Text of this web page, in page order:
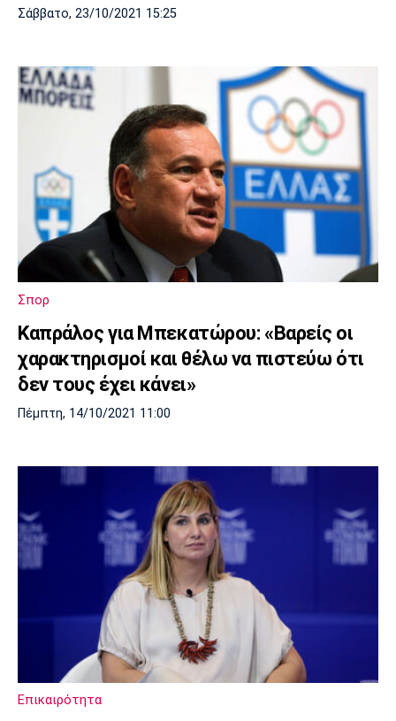
Σάββατο, 23/10/2021 15:25
Σπορ
Καπράλος για Μπεκατώρου: «Βαρείς οι
χαρακτηρισμοί και θέλω να πιστεύω ότι
δεν τους έχει κάνει»
Πέμπτη, 14/10/2021 11:00
Επικαιρότητα